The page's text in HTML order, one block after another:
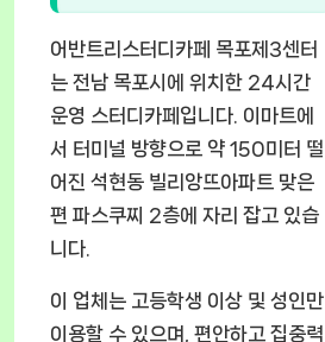
어반트리스터디카페 목포제3센터
는 전남 목포시에 위치한 24시간
운영 스터디카페입니다. 이마트에
서 터미널 방향으로 약 150미터 떨
어진 석현동 빌리앙뜨아파트 맞은
편 파스쿠찌 2층에 자리 잡고 있습
니다.
이 업체는 고등학생 이상 및 성인만
이용할 수 있으며, 편안하고 집중력